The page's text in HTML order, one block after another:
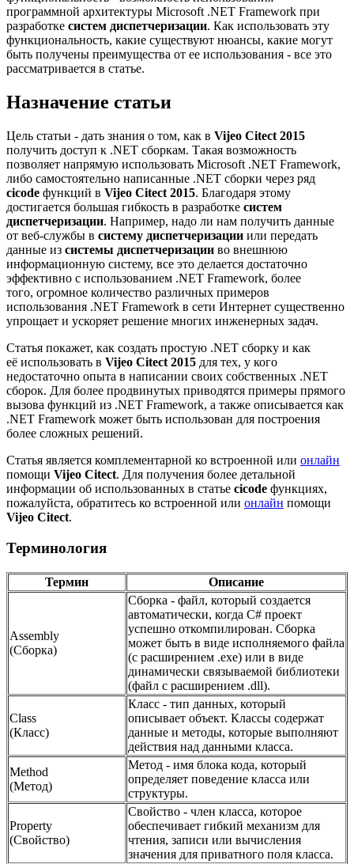
программной архитектуры Microsoft .NET Framework при
разработке систем диспетчеризации. Как использовать эту
функциональность, какие существуют нюансы, какие могут
быть получены преимущества от ее использования - все это
рассматривается в статье.
Назначение статьи
Цель статьи - дать знания о том, как в Vijeo Citect 2015
получить доступ к .NET сборкам. Такая возможность
позволяет напрямую использовать Microsoft .NET Framework,
либо самостоятельно написанные .NET сборки через ряд
cicode функций в Vijeo Citect 2015. Благодаря этому
достигается большая гибкость в разработке систем
диспетчеризации. Например, надо ли нам получить данные
от веб-службы в систему диспетчеризации или передать
данные из системы диспетчеризации во внешнюю
информационную систему, все это делается достаточно
эффективно с использованием .NET Framework, более
того, огромное количество различных примеров
использования .NET Framework в сети Интернет существенно
упрощает и ускоряет решение многих инженерных задач.
Статья покажет, как создать простую .NET сборку и как
её использовать в Vijeo Citect 2015 для тех, у кого
недостаточно опыта в написании своих собственных .NET
сборок. Для более продвинутых приводятся примеры прямого
вызова функций из .NET Framework, а также описывается как
.NET Framework может быть использован для построения
более сложных решений.
Статья является комплементарной ко встроенной или онлайн
помощи Vijeo Citect. Для получения более детальной
информации об использованных в статье cicode функциях,
пожалуйста, обратитесь ко встроенной или онлайн помощи
Vijeo Citect.
Терминология
Термин Описание
Assembly
(Сборка)
Сборка - файл, который создается
автоматически, когда C# проект
успешно откомпилирован. Сборка
может быть в виде исполняемого файла
(с расширением .exe) или в виде
динамически связываемой библиотеки
(файл с расширением .dll).
Class
(Класс)
Класс - тип данных, который
описывает объект. Классы содержат
данные и методы, которые выполняют
действия над данными класса.
Method
(Метод)
Метод - имя блока кода, который
определяет поведение класса или
структуры.
Property
(Свойство)
Свойство - член класса, которое
обеспечивает гибкий механизм для
чтения, записи или вычисления
значения для приватного поля класса.